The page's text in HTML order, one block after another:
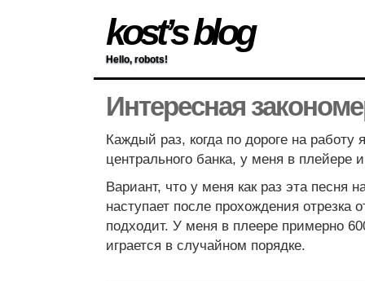
kost’s blog
Hello, robots!
Интересная
Каждый раз, когда по дороге на
центрального банка, у меня в плейере
Вариант, что у меня как раз эта песня
наступает после прохождения отрезка
подходит. У меня в плеере примерно
играется в случайном порядке.